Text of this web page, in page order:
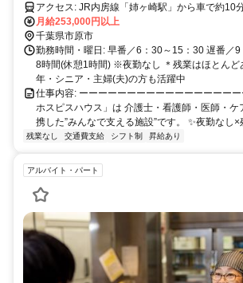
アクセス: JR内房線「姉ヶ崎駅」から車で約10分 または徒歩約25分
＊車通勤可(無料駐車場有)
月給253,000円以上
千葉県市原市
勤務時間・曜日: 早番／6：30～15：30 遅番／
8時間(休憩1時間) ※夜勤なし ＊残業はほとんど
年・シニア・主婦(夫)の方も活躍中
仕事内容: ーーーーーーーーーーーーーーーー
ホスピスハウス」は 介護士・看護師・医師・ケ
携した”みんなで支える施設”です。 ✨夜勤なし
残業なし 交通費支給 シフト制 昇給あり
アルバイト・パート